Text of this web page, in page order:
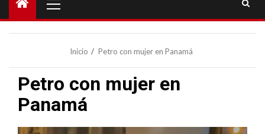
principal
Inicio Petro con mujer en Panamá
Petro con mujer en
Panamá